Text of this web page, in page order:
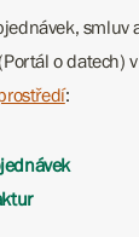
o datech)
: